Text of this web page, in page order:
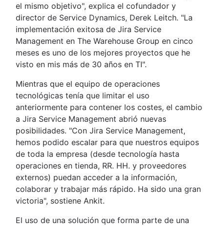
el mismo objetivo", explica el cofundador y
director de Service Dynamics, Derek Leitch. "La
implementación exitosa de Jira Service
Management en The Warehouse Group en cinco
meses es uno de los mejores proyectos que he
visto en mis más de 30 años en TI".
Mientras que el equipo de operaciones
tecnológicas tenía que limitar el uso
anteriormente para contener los costes, el cambio
a Jira Service Management abrió nuevas
posibilidades. "Con Jira Service Management,
hemos podido escalar para que nuestros equipos
de toda la empresa (desde tecnología hasta
operaciones en tienda, RR. HH. y proveedores
externos) puedan acceder a la información,
colaborar y trabajar más rápido. Ha sido una gran
victoria", sostiene Ankit.
El uso de una solución que forma parte de una